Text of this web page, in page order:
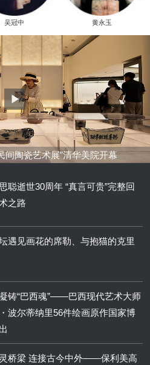
吴冠中 黄永玉
间陶瓷艺术展”清华美院开幕
聪逝世30周年 “真言可贵”完整回
之路
遇见画花的席勒、与抱猫的克里
铸“巴西魂”——巴西现代艺术大师
波尔蒂纳里56件绘画原作国家博
桥梁 连接古今中外——保利美高